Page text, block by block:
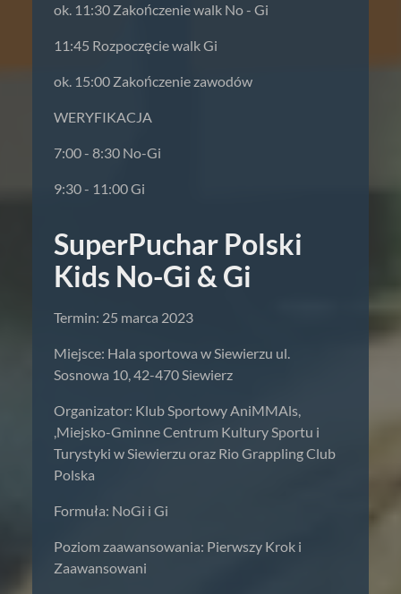
ok. 11:30 Zakończenie walk No - Gi
11:45 Rozpoczęcie walk Gi
ok. 15:00 Zakończenie zawodów
WERYFIKACJA
7:00 - 8:30 No-Gi
9:30 - 11:00 Gi
SuperPuchar Polski
Kids No-Gi & Gi
Termin: 25 marca 2023
Miejsce: Hala sportowa w Siewierzu ul.
Sosnowa 10, 42-470 Siewierz
Organizator: Klub Sportowy AniMMAls,
,Miejsko-Gminne Centrum Kultury Sportu i
Turystyki w Siewierzu oraz Rio Grappling Club
Polska
Formuła: NoGi i Gi
Poziom zaawansowania: Pierwszy Krok i
Zaawansowani